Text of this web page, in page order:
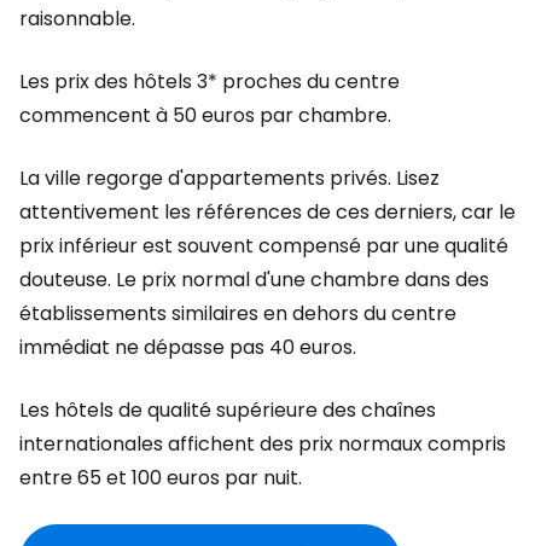
raisonnable.
Les prix des hôtels 3* proches du centre
commencent à 50 euros par chambre.
La ville regorge d'appartements privés. Lisez
attentivement les références de ces derniers, car le
prix inférieur est souvent compensé par une qualité
douteuse. Le prix normal d'une chambre dans des
établissements similaires en dehors du centre
immédiat ne dépasse pas 40 euros.
Les hôtels de qualité supérieure des chaînes
internationales affichent des prix normaux compris
entre 65 et 100 euros par nuit.